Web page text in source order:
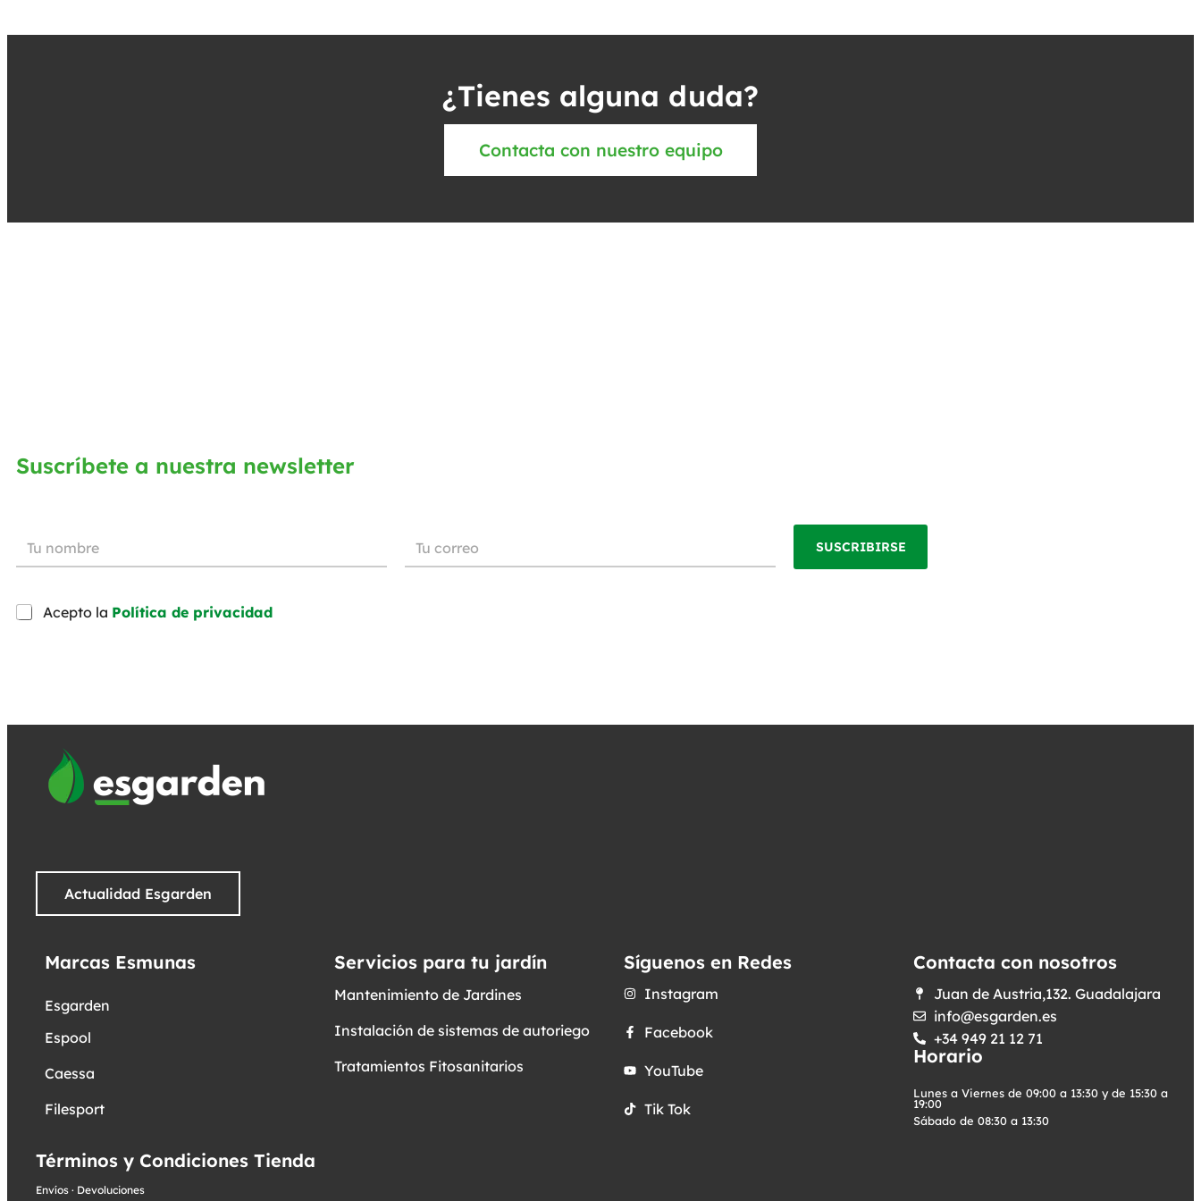
¿Tienes alguna duda?
Contacta con nuestro equipo
Suscríbete a nuestra newsletter
Acepto la Política de privacidad
SUSCRIBIRSE
Actualidad Esgarden
Marcas Esmunas
Esgarden
Espool
Caessa
Filesport
Servicios para tu jardín
Mantenimiento de Jardines
Instalación de sistemas de autoriego
Tratamientos Fitosanitarios
Síguenos en Redes
Instagram
Facebook
YouTube
Tik Tok
Contacta con nosotros
Juan de Austria,132. Guadalajara
info@esgarden.es
+34 949 21 12 71
Horario
Lunes a Viernes de 09:00 a 13:30 y de 15:30 a
19:00
Sábado de 08:30 a 13:30
Términos y Condiciones Tienda
Envíos · Devoluciones